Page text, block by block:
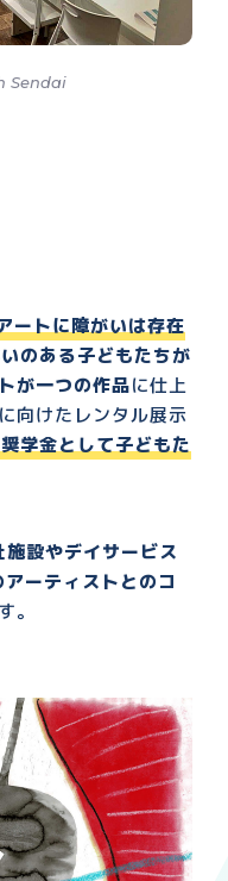
Sendai
ートに障がいは存在
のある子どもたちが
が一つの作品に仕上
向けたレンタル展示
学金として子どもた
施設やデイサービス
ーティストとのコ
。